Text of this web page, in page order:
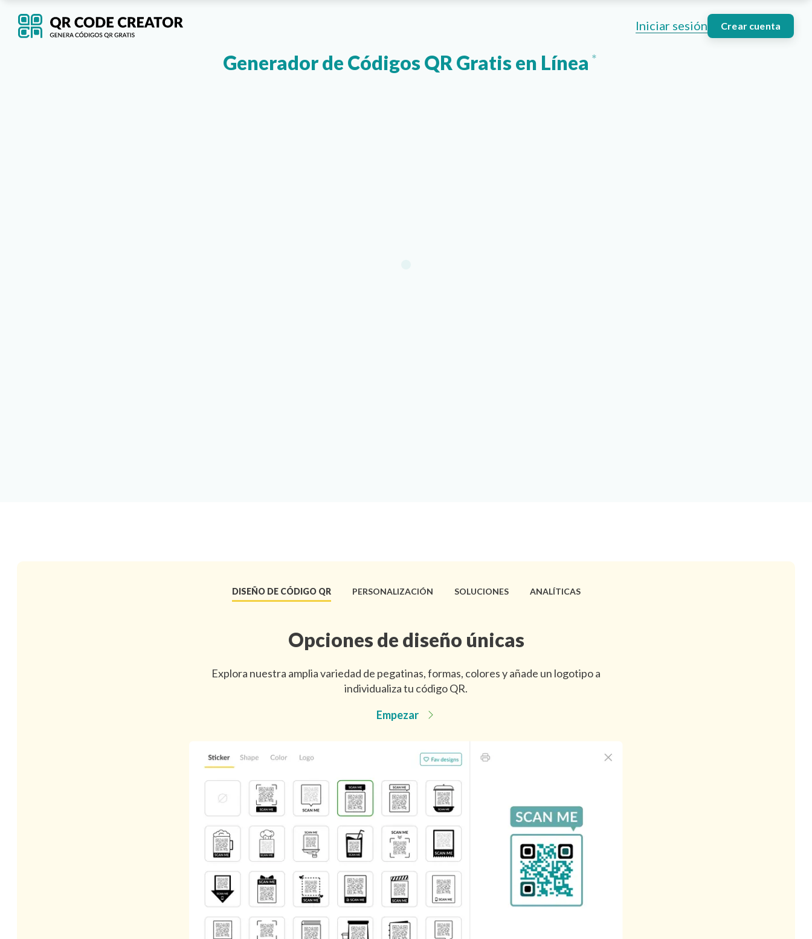
Iniciar sesión Crear cuenta
Generador de Códigos QR Gratis en Línea *
DISEÑO DE CÓDIGO QR PERSONALIZACIÓN SOLUCIONES ANALÍTICAS
Opciones de diseño únicas
Explora nuestra amplia variedad de pegatinas, formas, colores y añade un logotipo a
individualiza tu código QR.
Empezar